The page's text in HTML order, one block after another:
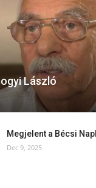
László
Megjelent a Bécsi
Dec 9, 2025